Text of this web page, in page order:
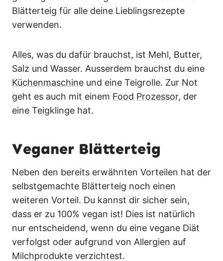
Blätterteig für alle deine Lieblingsrezepte
verwenden.
Alles, was du dafür brauchst, ist Mehl, Butter,
Salz und Wasser. Ausserdem brauchst du eine
Küchenmaschine und eine Teigrolle. Zur Not
geht es auch mit einem Food Prozessor, der
eine Teigklinge hat.
Veganer Blätterteig
Neben den bereits erwähnten Vorteilen hat der
selbstgemachte Blätterteig noch einen
weiteren Vorteil. Du kannst dir sicher sein,
dass er zu 100% vegan ist! Dies ist natürlich
nur entscheidend, wenn du eine vegane Diät
verfolgst oder aufgrund von Allergien auf
Milchprodukte verzichtest.